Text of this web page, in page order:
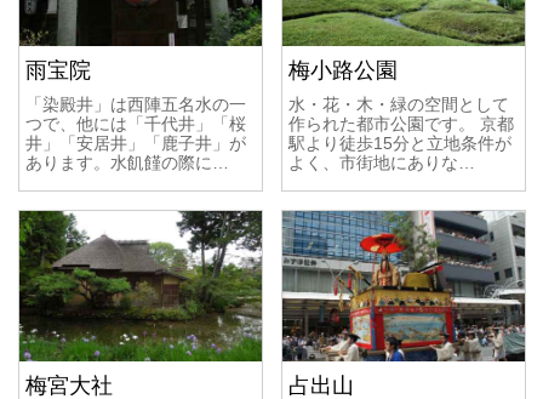
雨宝院
「染殿井」は西陣五名水の一
つで、他には「千代井」「桜
井」「安居井」「鹿子井」が
あります。水飢饉の際に…
梅小路公園
水・花・木・緑の空間として
作られた都市公園です。 京都
駅より徒歩15分と立地条件が
よく、市街地にありな…
梅宮大社 占出山